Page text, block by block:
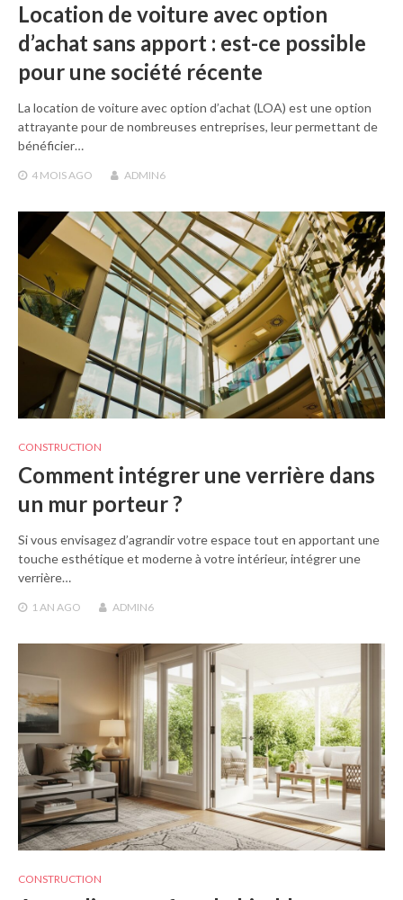
Location de voiture avec option
d’achat sans apport : est-ce possible
pour une société récente
La location de voiture avec option d’achat (LOA) est une option
attrayante pour de nombreuses entreprises, leur permettant de
bénéficier…
4 MOISAGO ADMIN6
CONSTRUCTION
Comment intégrer une verrière dans
un mur porteur ?
Si vous envisagez d’agrandir votre espace tout en apportant une
touche esthétique et moderne à votre intérieur, intégrer une
verrière…
1 AN AGO ADMIN6
CONSTRUCTION